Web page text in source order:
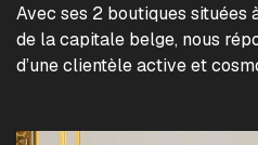
Avec ses 2 boutiques situées
de la capitale belge, nous
d’une clientèle active et